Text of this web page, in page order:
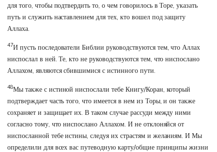
для того, чтобы подтвердить то, о чем говорилось в Торе, указать
путь и служить наставлением для тех, кто вошел под защиту
Аллаха.
47И пусть последователи Библии руководствуются тем, что Аллах
ниспослал в ней. Те, кто не руководствуются тем, что ниспослано
Аллахом, являются сбившимися с истинного пути.
48Мы также с истиной ниспослали тебе Книгу/Коран, который
подтверждает часть того, что имеется в нем из Торы, и он также
сохраняет и защищает их. В таком случае рассуди между ними
согласно тому, что ниспослано Аллахом. И не отклоняйся от
ниспосланной тебе истины, следуя их страстям и желаниям. И Мы
определили для всех вас путеводную карту/общие принципы жизни